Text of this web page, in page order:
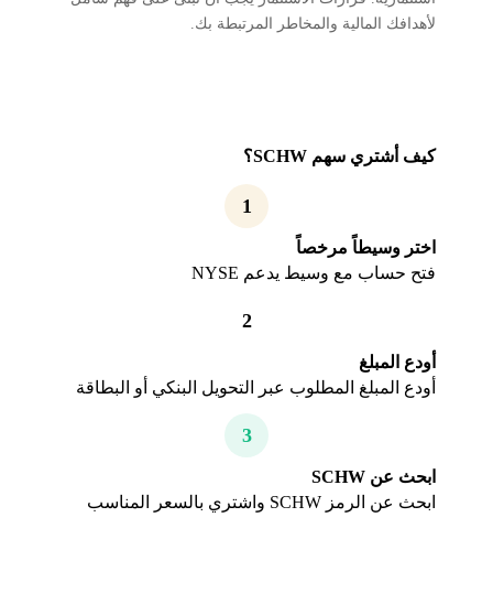
لأهدافك المالية والمخاطر المرتبطة بك.
كيف أشتري سهم SCHW؟
1
اختر وسيطاً مرخصاً
فتح حساب مع وسيط يدعم NYSE
2
أودع المبلغ
أودع المبلغ المطلوب عبر التحويل البنكي أو البطاقة
3
ابحث عن SCHW
ابحث عن الرمز SCHW واشتري بالسعر المناسب